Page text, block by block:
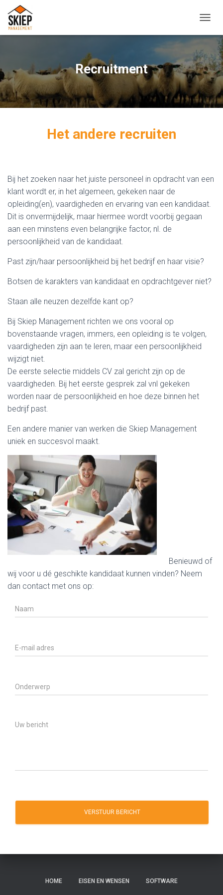
O
G
L
E
N
V
Recruitment
Het andere recruiten
Bij het zoeken naar het juiste personeel in opdracht van een
klant wordt er, in het algemeen, gekeken naar de
opleiding(en), vaardigheden en ervaring van een kandidaat.
Dit is onvermijdelijk, maar hiermee wordt voorbij gegaan
aan een minstens even belangrijke factor, nl. de
persoonlijkheid van de kandidaat.
Past zijn/haar persoonlijkheid bij het bedrijf en haar visie?
Botsen de karakters van kandidaat en opdrachtgever niet?
Staan alle neuzen dezelfde kant op?
Bij Skiep Management richten we ons vooral op
bovenstaande vragen, immers, een opleiding is te volgen,
vaardigheden zijn aan te leren, maar een persoonlijkheid
wijzigt niet.
De eerste selectie middels CV zal gericht zijn op de
vaardigheden. Bij het eerste gesprek zal vnl gekeken
worden naar de persoonlijkheid en hoe deze binnen het
bedrijf past.
Een andere manier van werken die Skiep Management
uniek en succesvol maakt.
Benieuwd of
wij voor u dé geschikte kandidaat kunnen vinden? Neem
dan contact met ons op:
VERSTUUR BERICHT
HOME EISEN EN WENSEN SOFTWARE